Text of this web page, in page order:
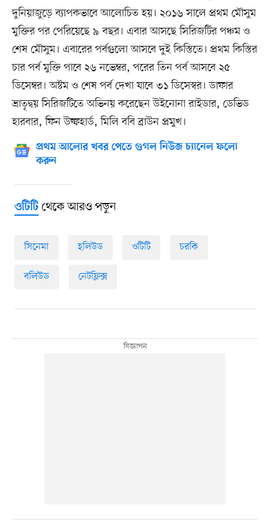
দুনিয়াজুড়ে ব্যাপকভাবে আলোচিত হয়। ২০১৬ সালে প্রথম মৌসুম
মুক্তির পর পেরিয়েছে ৯ বছর। এবার আসছে সিরিজটির পঞ্চম ও
শেষ মৌসুম। এবারের পর্বগুলো আসবে দুই কিস্তিতে। প্রথম কিস্তির
চার পর্ব মুক্তি পাবে ২৬ নভেম্বর, পরের তিন পর্ব আসবে ২৫
ডিসেম্বর। অষ্টম ও শেষ পর্ব দেখা যাবে ৩১ ডিসেস্বর। ডাফার
ভ্রাতৃদ্বয় সিরিজটিতে অভিনয় করেছেন উইনোনা রাইডার, ডেভিড
হারবার, ফিন উল্ফহার্ড, মিলি ববি ব্রাউন প্রমুখ।
প্রথম আলোর খবর পেতে গুগল নিউজ চ্যানেল ফলো
করুন
ওটিটিথেকে আরও পড়ুন
সিনেমা হলিউড ওটিটি চরকি
বলিউড নেটফ্লিক্স